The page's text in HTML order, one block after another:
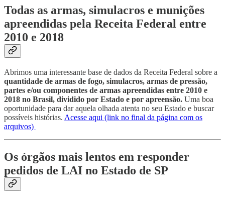
Todas as armas, simulacros e munições
apreendidas pela Receita Federal entre
2010 e 2018
Abrimos uma interessante base de dados da Receita Federal sobre a
quantidade de armas de fogo, simulacros, armas de pressão,
partes e/ou componentes de armas apreendidas entre 2010 e
2018 no Brasil, dividido por Estado e por apreensão. Uma boa
oportunidade para dar aquela olhada atenta no seu Estado e buscar
possíveis histórias. Acesse aqui (link no final da página com os
arquivos)
Os órgãos mais lentos em responder
pedidos de LAI no Estado de SP